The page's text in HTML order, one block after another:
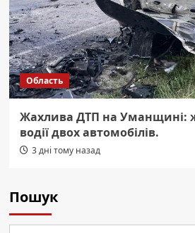
Область
Жахлива ДТП на Уманщині:
водії двох автомобілів.
3 дні тому назад
Пошук